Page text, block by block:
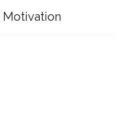
Motivation